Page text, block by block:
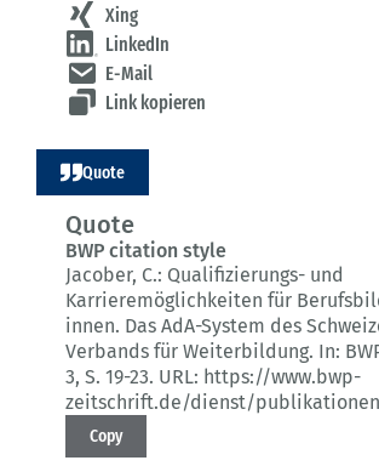
Xing
LinkedIn
E-Mail
Link kopieren
Quote
Quote
BWP citation style
Jacober, C.: Qualifizierungs- und
Karrieremöglichkeiten für
innen. Das AdA-System des
Verbands für Weiterbildung. In:
3, S. 19-23. URL: https://www.bwp-
zeitschrift.de/dienst/
Copy